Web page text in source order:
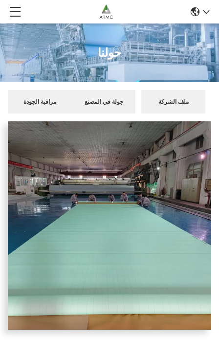
حولنا
ملف الشركة جولة في المصنع مراقبة الجودة